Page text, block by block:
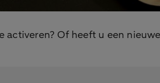
Of heeft u een